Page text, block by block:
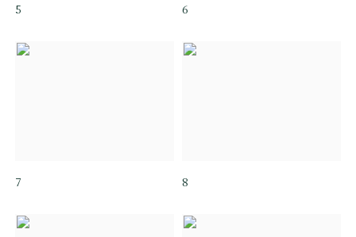
5 6
7 8